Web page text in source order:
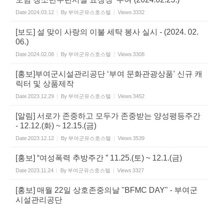
Date2024.03.12 By 부여군유스호스텔 Views 3332
[보도] 설 맞이 사랑의 이불 세탁 봉사 실시 - (2024. 02.
06.)
Date2024.02.08 By 부여군유스호스텔 Views 3308
[홍보]부여군시설관리공단 ‘부여 문화관광상품’ 신규 캐
릭터 및 상품제작
Date2023.12.29 By 부여군유스호스텔 Views 3452
[알림] 서로가 존중하고 모두가 존중받는 양성평등주간
- 12.12.(화) ~ 12.15.(금)
Date2023.12.12 By 부여군유스호스텔 Views 3539
[홍보] “여성폭력 추방주간 ” 11.25.(토) ~ 12.1.(금)
Date2023.11.24 By 부여군유스호스텔 Views 3327
[홍보] 매월 22일 상호존중의날 "BFMC DAY" - 부여군
시설관리공단